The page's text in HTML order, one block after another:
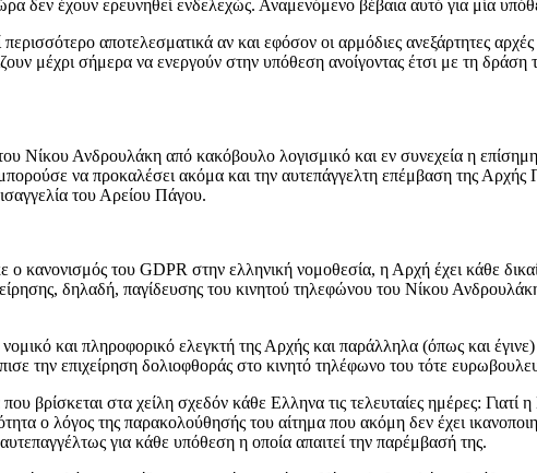
δεν έχουν ερευνηθεί ενδελεχώς. Αναμενόμενο βέβαια αυτό για μία
αποτελεσματικά αν και εφόσον οι αρμόδιες ανεξάρτητες
μέχρι σήμερα να ενεργούν στην υπόθεση ανοίγοντας έτσι με τη
Νίκου Ανδρουλάκη από κακόβουλο λογισμικό και εν συνεχεία η
να προκαλέσει ακόμα και την αυτεπάγγελτη επέμβαση της
του Αρείου Πάγου.
του GDPR στην ελληνική νομοθεσία, η Αρχή έχει κάθε
δηλαδή, παγίδευσης του κινητού τηλεφώνου του Νίκου
και πληροφορικό ελεγκτή της Αρχής και παράλληλα (όπως και
την επιχείρηση δολιοφθοράς στο κινητό τηλέφωνο του τότε
βρίσκεται στα χείλη σχεδόν κάθε Ελληνα τις τελευταίες ημέρες:
ο λόγος της παρακολούθησής του αίτημα που ακόμη δεν έχει
για κάθε υπόθεση η οποία απαιτεί την παρέμβασή της.